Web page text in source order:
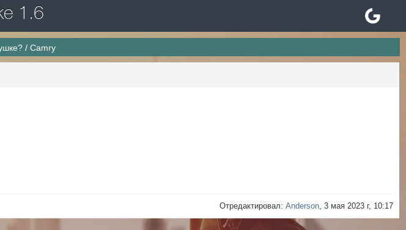
1.6
/Camry
Отредактировал:Anderson, 3 мая 2023 г, 10:17